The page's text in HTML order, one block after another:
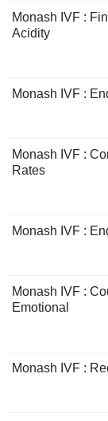
Monash IVF :
Acidity
Monash IVF :
Monash IVF :
Rates
Monash IVF :
Monash IVF :
Emotional
Monash IVF :